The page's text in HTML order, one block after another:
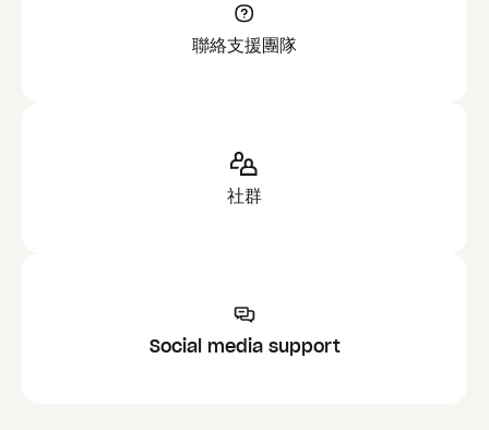
聯絡支援團隊
社群
Social media support